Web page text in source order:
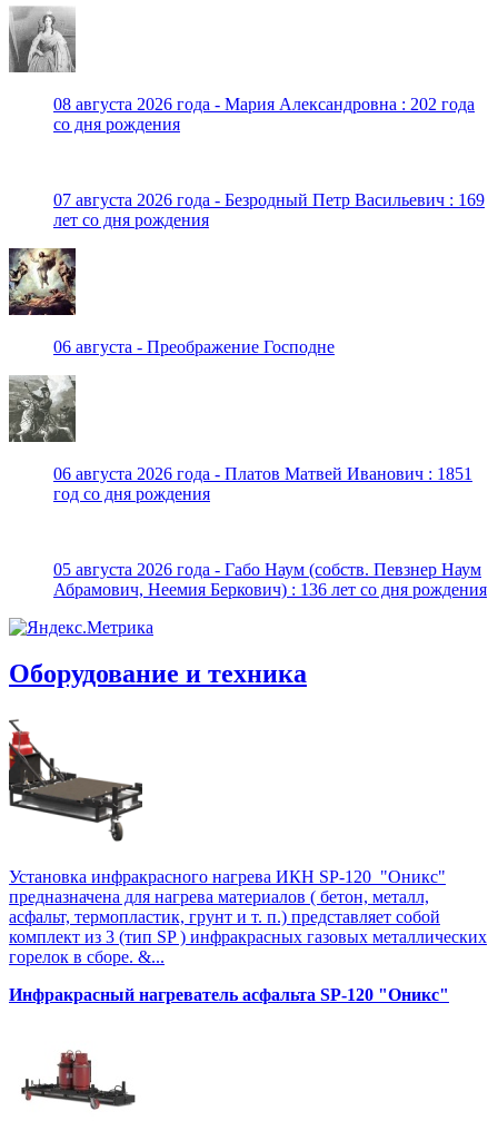
08 августа 2026 года - Мария Александровна : 202 года
со дня рождения
07 августа 2026 года - Безродный Петр Васильевич : 169
лет со дня рождения
06 августа - Преображение Господне
06 августа 2026 года - Платов Матвей Иванович : 1851
год со дня рождения
05 августа 2026 года - Габо Наум (собств. Певзнер Наум
Абрамович, Неемия Беркович) : 136 лет со дня рождения
Оборудование и техника
Установка инфракрасного нагрева ИКН SP-120 "Оникс"
предназначена для нагрева материалов ( бетон, металл,
асфальт, термопластик, грунт и т. п.) представляет собой
комплект из 3 (тип SP ) инфракрасных газовых металлических
горелок в сборе. &...
Инфракрасный нагреватель асфальта SP-120 "Оникс"